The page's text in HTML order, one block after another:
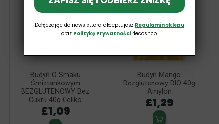
Budyń O Smaku
Śmietankowym
BEZGLUTENOWY Bez
Cukru 40g Celiko
£1,09
Budyń Mango
Bezglutenowy BIO 40g
Amylon
£1,29
Dołączając do newslettera akceptujesz Regulamin sklepu
oraz Politykę Prywatności 4ecoshop.